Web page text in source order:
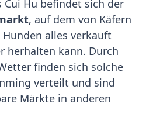
Cui Hu befindet sich der
, auf dem von Käfern
alles verkauft
herhalten kann. Durch
finden sich solche
verteilt und sind
Märkte in anderen